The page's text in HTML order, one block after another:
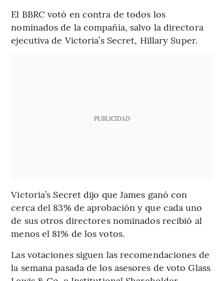
El BBRC votó en contra de todos los
nominados de la compañía, salvo la directora
ejecutiva de Victoria’s Secret, Hillary Super.
PUBLICIDAD
Victoria’s Secret dijo que James ganó con
cerca del 83% de aprobación y que cada uno
de sus otros directores nominados recibió al
menos el 81% de los votos.
Las votaciones siguen las recomendaciones de
la semana pasada de los asesores de voto Glass